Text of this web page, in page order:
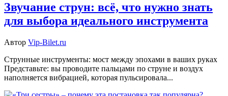
Звучание струн: всё, что нужно знать
для выбора идеального инструмента
Автор Vip-Bilet.ru
Струнные инструменты: мост между эпохами в ваших руках
Представьте: вы проводите пальцами по струне и воздух
наполняется вибрацией, которая пульсировала...